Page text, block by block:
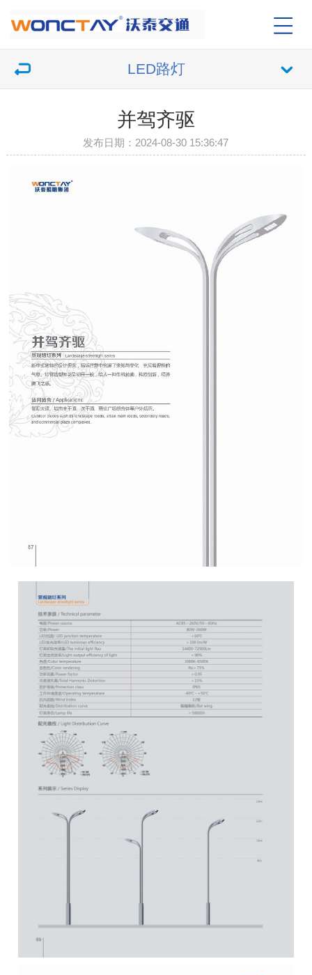
LED路灯
并驾齐驱
发布日期：2024-08-30 15:36:47